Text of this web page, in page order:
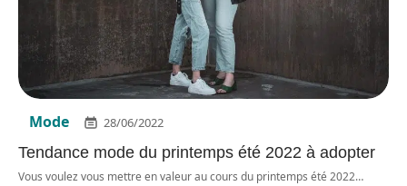
Mode 28/06/2022
Tendance mode du printemps été 2022 à adopter
Vous voulez vous mettre en valeur au cours du printemps été 2022…